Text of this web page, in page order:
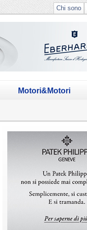
Chi sono
Motori&Motori